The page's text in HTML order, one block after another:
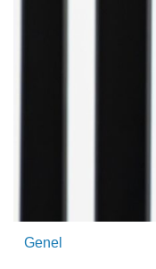
Genel